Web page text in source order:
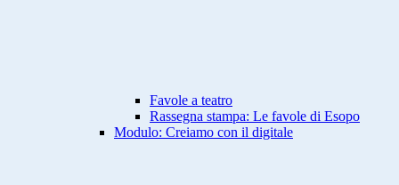
Favole a teatro
Rassegna stampa: Le favole di Esopo
Modulo: Creiamo con il digitale